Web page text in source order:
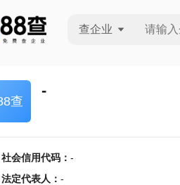
查企业
查
-
社会信用代码： -
法定代表人 ： -